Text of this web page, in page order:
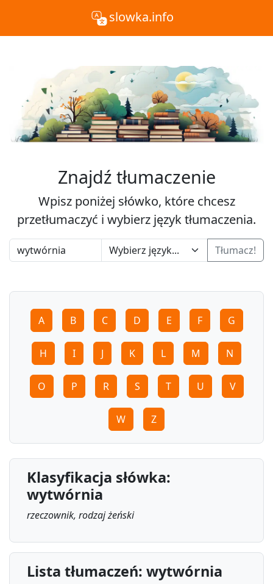
slowka.info
Znajdź tłumaczenie
Wpisz poniżej słówko, które chcesz
przetłumaczyć i wybierz język tłumaczenia.
Tłumacz!
A B C D E F G
H I J K L M N
O P R S T U V
W Z
Klasyfikacja słówka:
wytwórnia
rzeczownik, rodzaj żeński
Lista tłumaczeń: wytwórnia